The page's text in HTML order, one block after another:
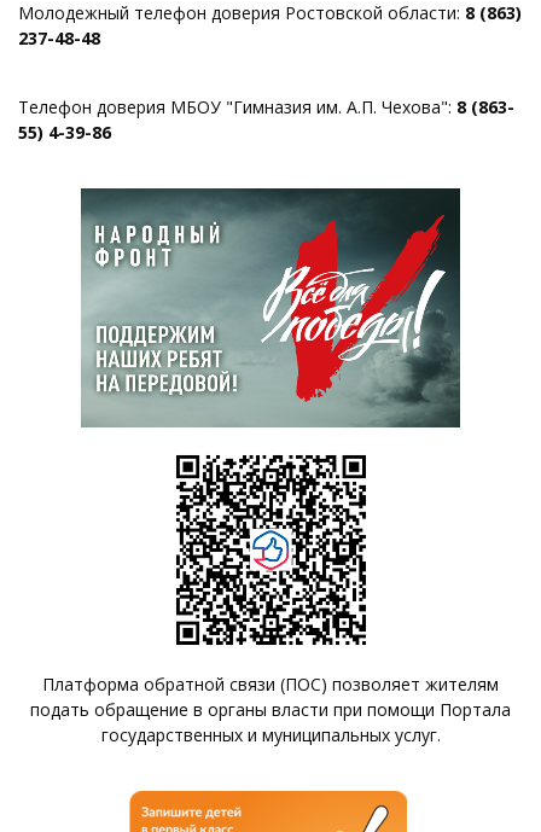
Молодежный телефон доверия Ростовской области: 8 (863)
237-48-48
Телефон доверия МБОУ "Гимназия им. А.П. Чехова": 8 (863-
55) 4-39-86
Платформа обратной связи (ПОС) позволяет жителям
подать обращение в органы власти при помощи Портала
государственных и муниципальных услуг.